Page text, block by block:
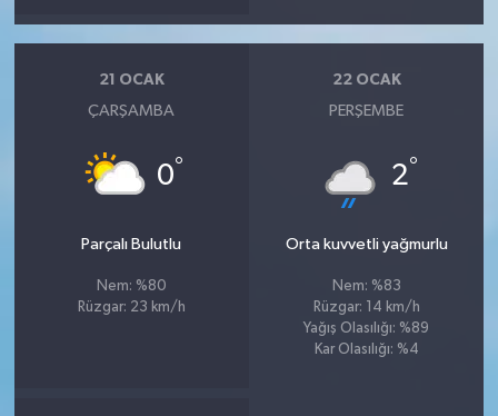
21 OCAK
ÇARŞAMBA
0°
Parçalı Bulutlu
Nem: %80
Rüzgar: 23 km/h
22 OCAK
PERŞEMBE
2°
Orta kuvvetli yağmurlu
Nem: %83
Rüzgar: 14 km/h
Yağış Olasılığı: %89
Kar Olasılığı: %4